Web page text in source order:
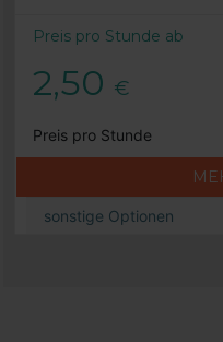
Preis pro Stunde ab
2,50 €
Preis pro Stunde
sonstige Optionen